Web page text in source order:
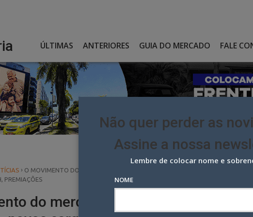
ÚLTIMAS ANTERIORES GUIA DO MERCADO FALE
› O MOVIMENTO DO MERCADO: CONTA NOVA, PARCERIA RENOVADA, NOVOS
PREMIAÇÕES
do mercado: conta nova, parceria
Não quer perder as
Assine a nossa
Lembre de colocar nome e
NOME